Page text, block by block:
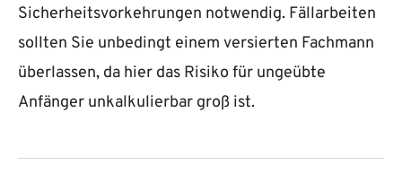
Sicherheitsvorkehrungen notwendig. Fällarbeiten
sollten Sie unbedingt einem versierten Fachmann
überlassen, da hier das Risiko für ungeübte
Anfänger unkalkulierbar groß ist.